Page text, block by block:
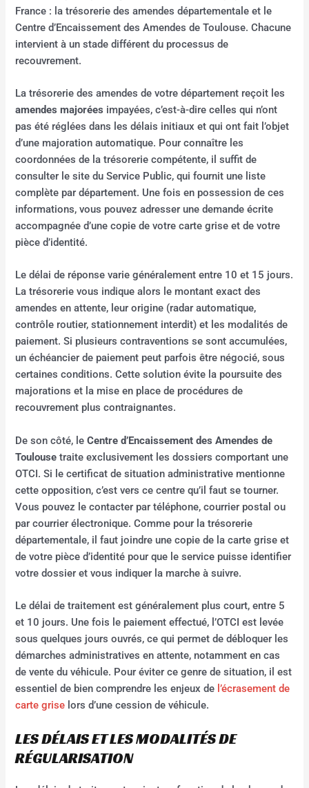
France : la trésorerie des amendes départementale et le
Centre d’Encaissement des Amendes de Toulouse. Chacune
intervient à un stade différent du processus de
recouvrement.
La trésorerie des amendes de votre département reçoit les
amendes majorées impayées, c’est-à-dire celles qui n’ont
pas été réglées dans les délais initiaux et qui ont fait l’objet
d’une majoration automatique. Pour connaître les
coordonnées de la trésorerie compétente, il suffit de
consulter le site du Service Public, qui fournit une liste
complète par département. Une fois en possession de ces
informations, vous pouvez adresser une demande écrite
accompagnée d’une copie de votre carte grise et de votre
pièce d’identité.
Le délai de réponse varie généralement entre 10 et 15 jours.
La trésorerie vous indique alors le montant exact des
amendes en attente, leur origine (radar automatique,
contrôle routier, stationnement interdit) et les modalités de
paiement. Si plusieurs contraventions se sont accumulées,
un échéancier de paiement peut parfois être négocié, sous
certaines conditions. Cette solution évite la poursuite des
majorations et la mise en place de procédures de
recouvrement plus contraignantes.
De son côté, leCentre d’Encaissement des Amendes de
Toulouse traite exclusivement les dossiers comportant une
OTCI. Si le certificat de situation administrative mentionne
cette opposition, c’est vers ce centre qu’il faut se tourner.
Vous pouvez le contacter par téléphone, courrier postal ou
par courrier électronique. Comme pour la trésorerie
départementale, il faut joindre une copie de la carte grise et
de votre pièce d’identité pour que le service puisse identifier
votre dossier et vous indiquer la marche à suivre.
Le délai de traitement est généralement plus court, entre 5
et 10 jours. Une fois le paiement effectué, l’OTCI est levée
sous quelques jours ouvrés, ce qui permet de débloquer les
démarches administratives en attente, notamment en cas
de vente du véhicule. Pour éviter ce genre de situation, il est
essentiel de bien comprendre les enjeux de l’écrasement de
carte grise lors d’une cession de véhicule.
LES DÉLAIS ET LES MODALITÉS DE
RÉGULARISATION